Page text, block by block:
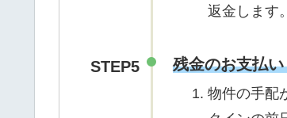
返金します。
STEP5 残金のお支払
物件の手配